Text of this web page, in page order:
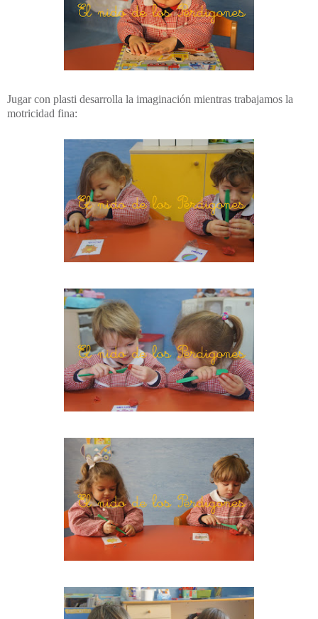
Jugar con plasti desarrolla la imaginación mientras trabajamos la
motricidad fina: